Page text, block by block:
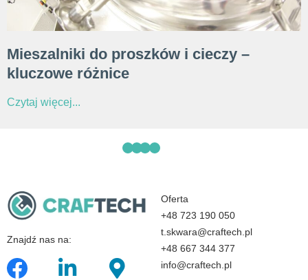
Mieszalniki do proszków i cieczy –
kluczowe różnice
Czytaj więcej...
Znajdź nas na:
Oferta
+48 723 190 050
t.skwara@craftech.pl
+48 667 344 377
info@craftech.pl